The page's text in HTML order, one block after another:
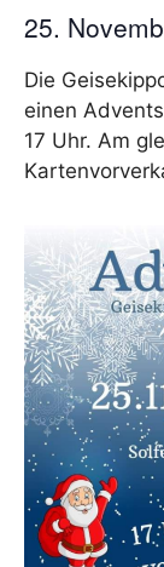
25.
Die
einen
17 Uhr. Am